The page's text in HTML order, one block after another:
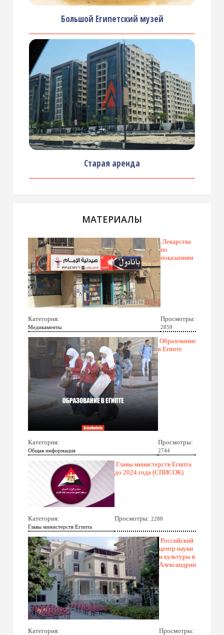
Большой Египетский музей
Старая аренда
МАТЕРИАЛЫ
Лекарства
по
показаниям
Категория:
Медикаменты
Просмотры:
2859
Образование
в Египте
Категория:
Общая информация
Просмотры:
2744
Главы министерств Египта
до 2024 года (СПИСОК)
Категория:
Главы министерств Египта
Просмотры: 2288
Российский
центр науки
и культуры в
Александрии
Категория: Просмотры: